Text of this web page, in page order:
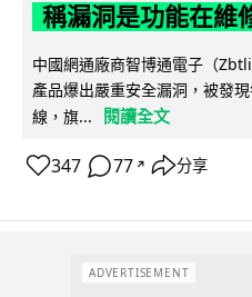
稱漏洞是功能在維
中國網通廠商智博通電子（
產品爆出嚴重安全漏洞，被發
線，旗...
閱讀全文
347 77 ↗ 分享
ADVERTISEMENT